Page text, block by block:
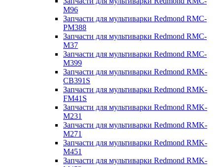
M96
Запчасти для мультиварки Redmond RMC-
PM388
Запчасти для мультиварки Redmond RMC-
M37
Запчасти для мультиварки Redmond RMC-
M399
Запчасти для мультиварки Redmond RMK-
CB391S
Запчасти для мультиварки Redmond RMK-
FM41S
Запчасти для мультиварки Redmond RMK-
M231
Запчасти для мультиварки Redmond RMK-
M271
Запчасти для мультиварки Redmond RMK-
M451
Запчасти для мультиварки Redmond RMK-